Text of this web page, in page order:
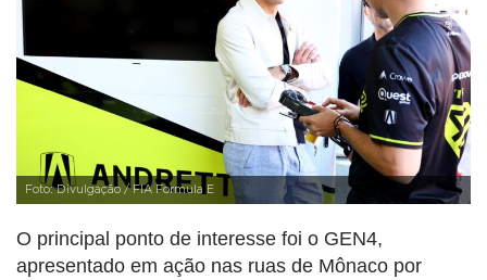
Foto: Divulgação / FIA Formula E
O principal ponto de interesse foi o GEN4,
apresentado em ação nas ruas de Mônaco por